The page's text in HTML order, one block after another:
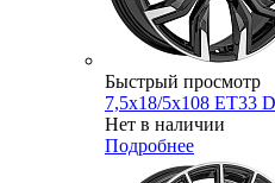
Быстрый просмотр
7,5x18/5x108 ET33
Нет в наличии
Подробнее